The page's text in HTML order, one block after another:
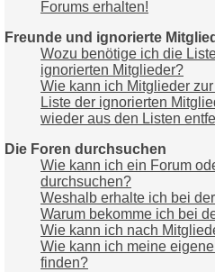
Forums erhalten!
Freunde und ignorierte
Wozu benötige ich die
ignorierten Mitglieder?
Wie kann ich Mitglieder
Liste der ignorierten
wieder aus den Listen
Die Foren durchsuchen
Wie kann ich ein Forum
durchsuchen?
Weshalb erhalte ich bei
Warum bekomme ich bei
Wie kann ich nach
Wie kann ich meine
finden?